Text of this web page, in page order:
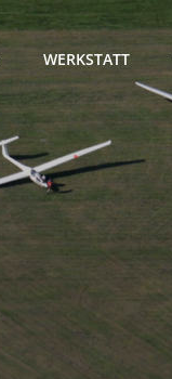
WERKSTATT